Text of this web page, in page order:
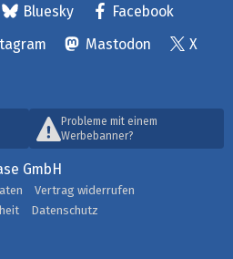
Bluesky
Facebook
Mastodon
X
Probleme mit einem
Werbebanner?
GmbH
Vertrag widerrufen
Datenschutz